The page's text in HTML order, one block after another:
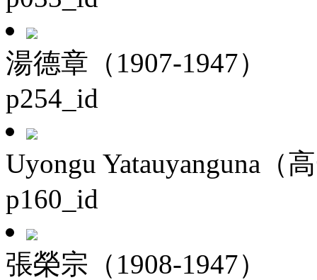
湯德章（1907-1947）
p254_id
Uyongu Yatauyanguna（
p160_id
張榮宗（1908-1947）